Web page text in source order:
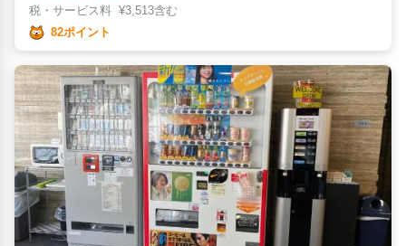
税・サービス料 ¥3,513含む
82ポイント